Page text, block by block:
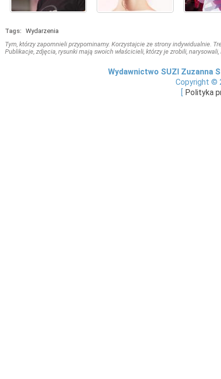
Tags: Wydarzenia
Tym, którzy zapomnieli przypominamy. Korzystajcie ze strony indywidualnie.
Publikacje, zdjęcia, rysunki mają swoich właścicieli, którzy je zrobili,
Wydawnictwo SUZI Zuzanna
Copyright ©
[ Polityka